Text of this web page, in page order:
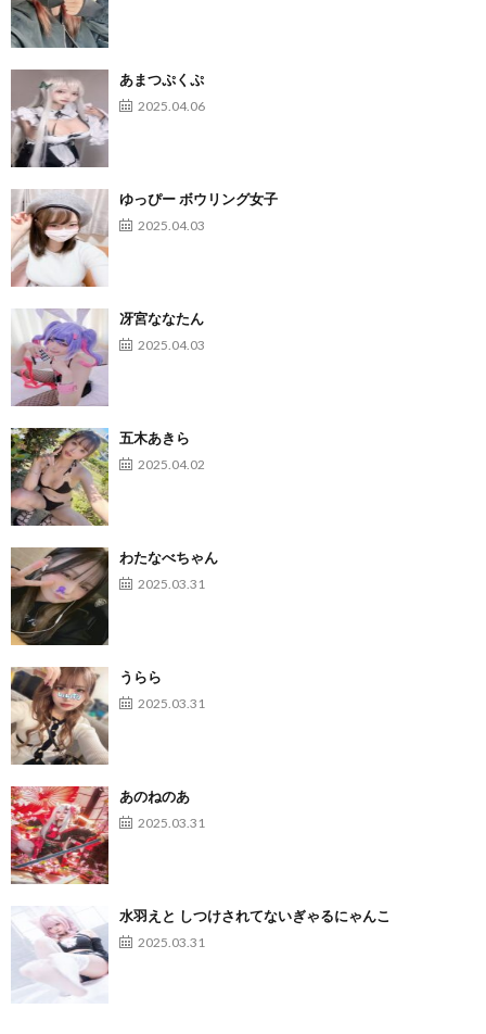
あまつぷくぷ
2025.04.06
ゆっぴー ボウリング女子
2025.04.03
冴宮ななたん
2025.04.03
五木あきら
2025.04.02
わたなべちゃん
2025.03.31
うらら
2025.03.31
あのねのあ
2025.03.31
水羽えと しつけされてないぎゃるにゃんこ
2025.03.31